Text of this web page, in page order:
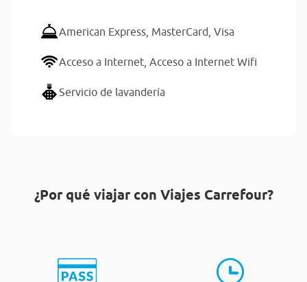
American Express, MasterCard, Visa
Acceso a Internet, Acceso a Internet Wifi
Servicio de lavandería
¿Por qué viajar con Viajes Carrefour?